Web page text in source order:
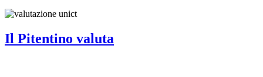
Il Pitentino valuta